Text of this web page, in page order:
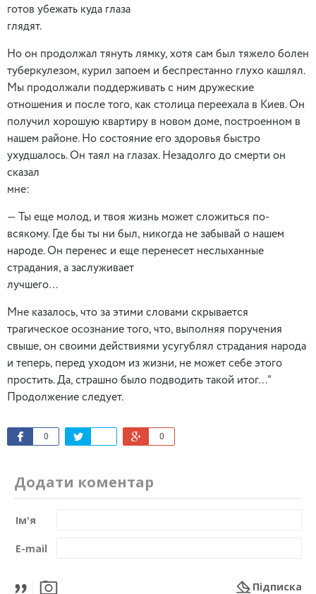
готов убежать куда глаза
глядят.
Но он продолжал тянуть лямку, хотя сам был тяжело болен
туберкулезом, курил запоем и беспрестанно глухо кашлял.
Мы продолжали поддерживать с ним дружеские
отношения и после того, как столица переехала в Киев. Он
получил хорошую квартиру в новом доме, построенном в
нашем районе. Но состояние его здоровья быстро
ухудшалось. Он таял на глазах. Незадолго до смерти он
сказал
— Ты еще молод, и твоя жизнь может сложиться по-
всякому. Где бы ты ни был, никогда не забывай о нашем
народе. Он перенес и еще перенесет неслыханные
страдания, а заслуживает
лучшего…
Мне казалось, что за этими словами скрывается
трагическое осознание того, что, выполняя поручения
свыше, он своими действиями усугублял страдания народа
и теперь, перед уходом из жизни, не может себе этого
простить. Да, страшно было подводить такой итог…”
Продолжение следует.
0 0
Додати коментар
Ім'я
E-mail
Підписка